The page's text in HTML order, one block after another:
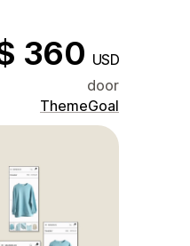
360 USD
door
ThemeGoal